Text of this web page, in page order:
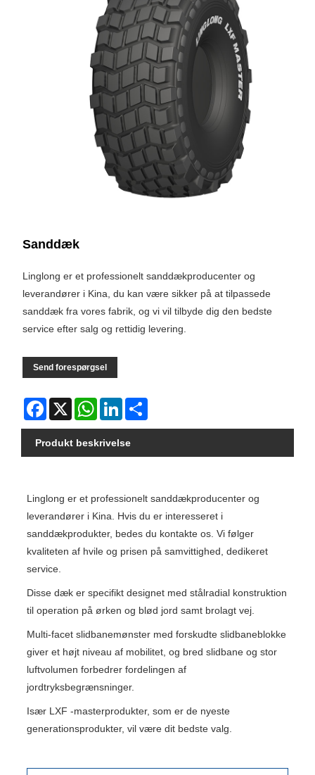
Sanddæk
Linglong er et professionelt sanddækproducenter og
leverandører i Kina, du kan være sikker på at tilpassede
sanddæk fra vores fabrik, og vi vil tilbyde dig den bedste
service efter salg og rettidig levering.
Send forespørgsel
Facebook
X WhatsApp
LinkedIn
Produkt beskrivelse
Linglong er et professionelt sanddækproducenter og
leverandører i Kina. Hvis du er interesseret i
sanddækprodukter, bedes du kontakte os. Vi følger
kvaliteten af ​​hvile og prisen på samvittighed, dedikeret
service.
Disse dæk er specifikt designet med stålradial konstruktion
til operation på ørken og blød jord samt brolagt vej.
Multi-facet slidbanemønster med forskudte slidbaneblokke
giver et højt niveau af mobilitet, og bred slidbane og stor
luftvolumen forbedrer fordelingen af ​​
jordtryksbegrænsninger.
Især LXF -masterprodukter, som er de nyeste
generationsprodukter, vil være dit bedste valg.